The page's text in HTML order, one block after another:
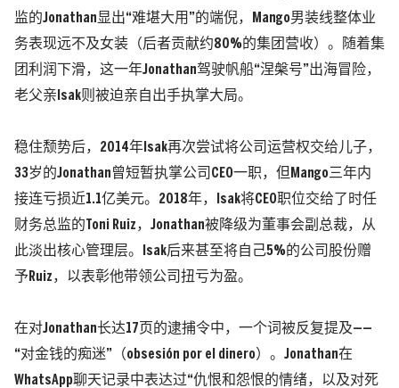
监的Jonathan显出“难堪大用”的端倪，Mango男装线整体业
务表现远不及女装 （后者贡献约80%的集团营收） 。随着集
团利润下滑，这一年Jonathan驾驶帆船“涅槃号”出海冒险，
老父亲Isak则被迫亲自出手执掌大局。
稳住颓势后，2014年Isak再次尝试将公司运营权交给儿子，
33岁的Jonathan曾短暂执掌公司CEO一职，但Mango三年内
接连亏损近1.1亿美元。2018年，Isak将CEO职位交给了时任
财务总监的Toni Ruiz，Jonathan被降级为董事会副总裁，从
此淡出核心管理层。Isak后来甚至将自己5%的公司股份赠
予Ruiz，以表彰他带领公司扭亏为盈。
在对Jonathan长达17页的逮捕令中，一个词被反复提及——
“对金钱的痴迷” （obsesión por el dinero） 。 Jonathan在
WhatsApp聊天记录中表达过“仇恨和怨恨的情绪，以及对死